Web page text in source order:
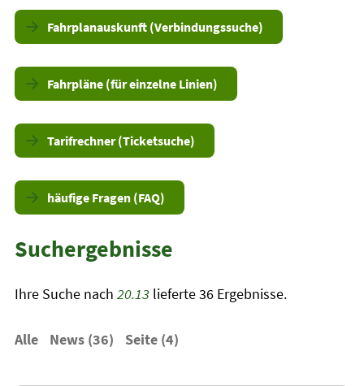
Fahrplanauskunft (Verbindungssuche)
Fahrpläne (für einzelne Linien)
Tarifrechner (Ticketsuche)
häufige Fragen (FAQ)
Suchergebnisse
Ihre Suche nach 20.13lieferte 36 Ergebnisse.
Alle News (36) Seite (4)